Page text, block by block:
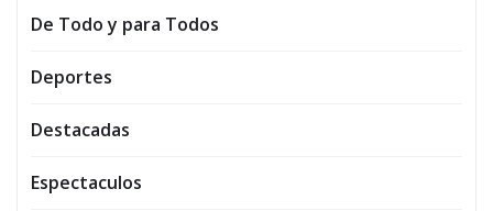
De Todo y para Todos
Deportes
Destacadas
Espectaculos